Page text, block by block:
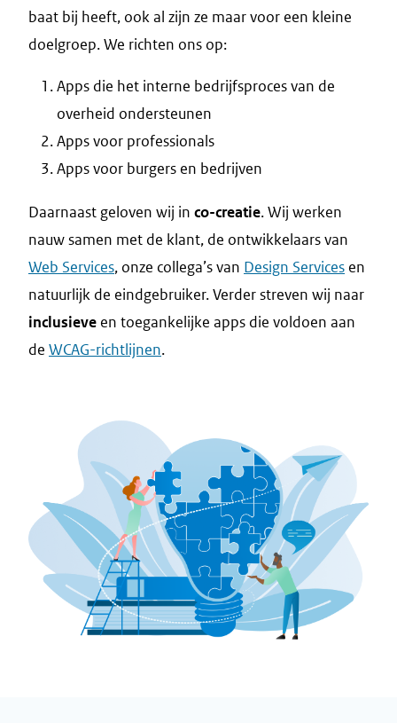
baat bij heeft, ook al zijn ze maar voor een kleine
doelgroep. We richten ons op:
Apps die het interne bedrijfsproces van de
overheid ondersteunen
Apps voor professionals
Apps voor burgers en bedrijven
Daarnaast geloven wij in co-creatie. Wij werken
nauw samen met de klant, de ontwikkelaars van
Web Services, onze collega’s van Design Services en
natuurlijk de eindgebruiker. Verder streven wij naar
inclusieve en toegankelijke apps die voldoen aan
de WCAG-richtlijnen.